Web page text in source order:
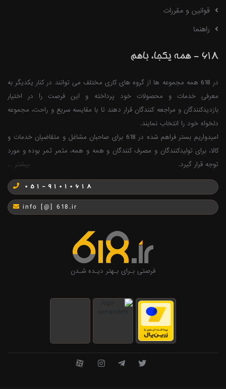
قوانین و مقررات
راهنما
618 - همه یکجا، باهم
در 618 همه مجموعه ها از گروه های کاری مختلف می توانند در کنار یکدیگر به
معرفی خدمات و محصولات خود پرداخته و این فرصت را در اختیار
بازدیدکنندگان و مراجعه کنندگان قرار دهند تا با مقایسه سریع و راحت، مجموعه
دلخواه خود را انتخاب نمایند.
امیدواریم بستر فراهم شده در 618 برای صاحبان مشاغل و متقاضیان خدمات و
کالا، برای تولیدکنندگان و مصرف کنندگان و همه و همه، مثمر ثمر بوده و مورد
توجه قرار گیرد.
بیشتر ...
051-91010618
info [@] 618.ir
فرصتی بـرای بـهتر دیـده شـدن